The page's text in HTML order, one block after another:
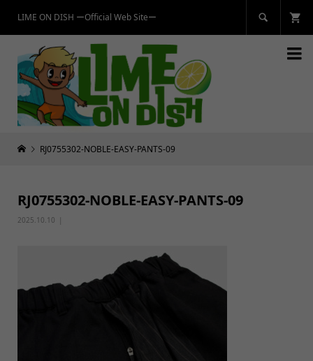
LIME ON DISH ーOfficial Web Siteー 

RJ0755302-NOBLE-EASY-PANTS-09
RJ0755302-NOBLE-EASY-PANTS-09
2025.10.10